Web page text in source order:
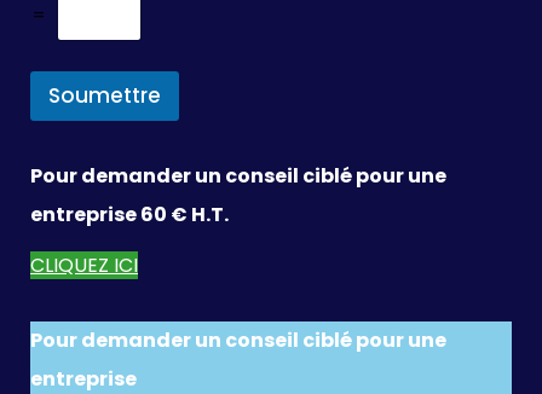
=
Soumettre
Pour demander un conseil ciblé pour une
entreprise 60 € H.T.
CLIQUEZ ICI
Pour demander un conseil ciblé pour une
entreprise